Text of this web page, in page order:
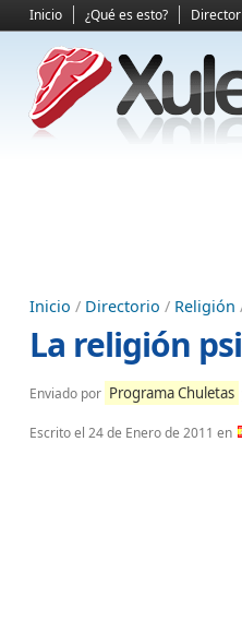
Inicio ¿Qué es esto?
Inicio / Directorio / Religión
La religión
Enviado por Programa Chuletas
Escrito el 24 de Enero de 2011 en